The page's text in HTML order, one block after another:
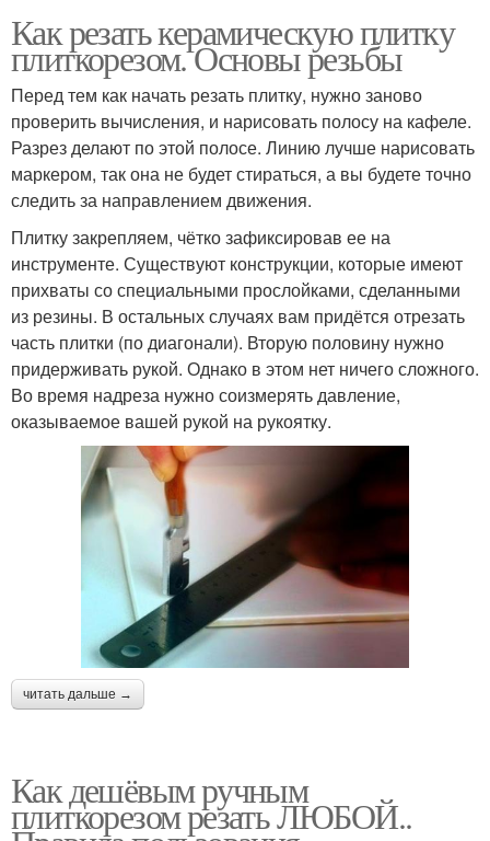
Как резать керамическую плитку
плиткорезом. Основы резьбы
Перед тем как начать резать плитку, нужно заново
проверить вычисления, и нарисовать полосу на кафеле.
Разрез делают по этой полосе. Линию лучше нарисовать
маркером, так она не будет стираться, а вы будете точно
следить за направлением движения.
Плитку закрепляем, чётко зафиксировав ее на
инструменте. Существуют конструкции, которые имеют
прихваты со специальными прослойками, сделанными
из резины. В остальных случаях вам придётся отрезать
часть плитки (по диагонали). Вторую половину нужно
придерживать рукой. Однако в этом нет ничего сложного.
Во время надреза нужно соизмерять давление,
оказываемое вашей рукой на рукоятку.
читать дальше →
Как дешёвым ручным
плиткорезом резать ЛЮБОЙ..